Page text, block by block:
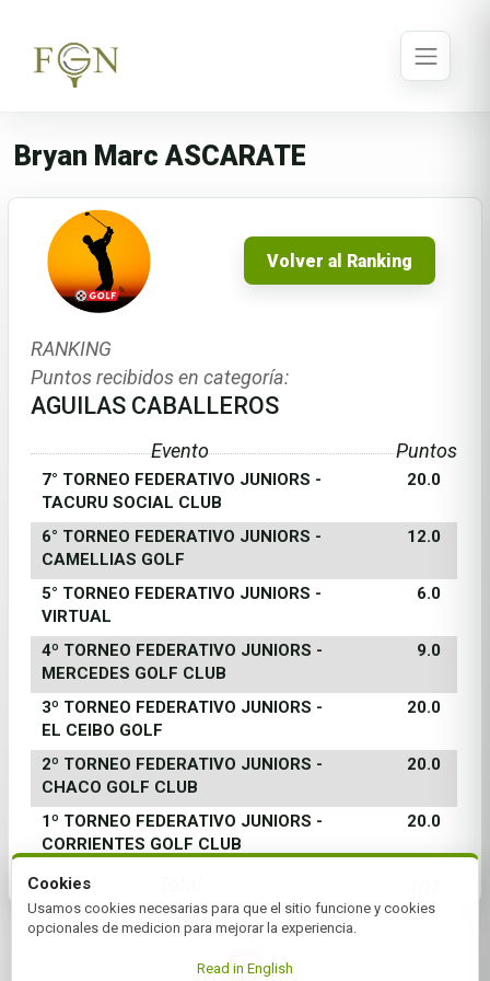
Bryan Marc ASCARATE
Volver al Ranking
RANKING
Puntos recibidos en categoría:
AGUILAS CABALLEROS
Evento Puntos
7° TORNEO FEDERATIVO JUNIORS -
TACURU SOCIAL CLUB
20.0
6° TORNEO FEDERATIVO JUNIORS -
CAMELLIAS GOLF
12.0
5° TORNEO FEDERATIVO JUNIORS -
VIRTUAL
6.0
4º TORNEO FEDERATIVO JUNIORS -
MERCEDES GOLF CLUB
9.0
3º TORNEO FEDERATIVO JUNIORS -
EL CEIBO GOLF
20.0
2º TORNEO FEDERATIVO JUNIORS -
CHACO GOLF CLUB
20.0
1º TORNEO FEDERATIVO JUNIORS -
CORRIENTES GOLF CLUB
20.0
Cookies
Usamos cookies necesarias para que el sitio funcione y cookies
opcionales de medicion para mejorar la experiencia.
Read in English